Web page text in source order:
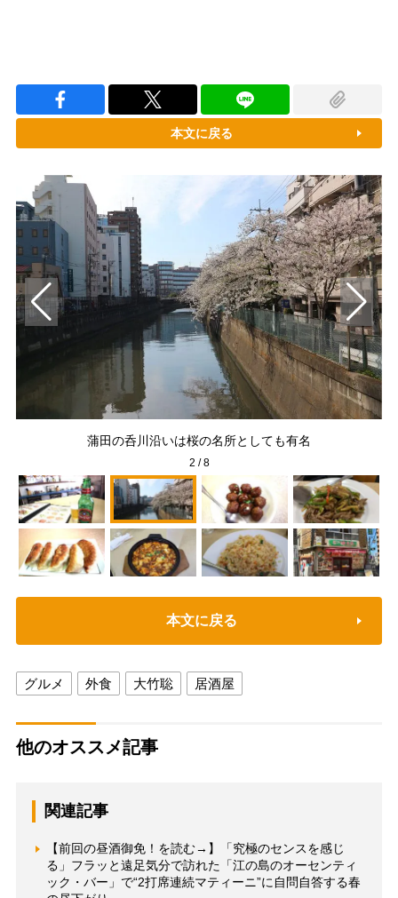
本文に戻る
蒲田の呑川沿いは桜の名所としても有名
2 /8
本文に戻る
グルメ 外食 大竹聡 居酒屋
他のオススメ記事
関連記事
【前回の昼酒御免！を読む→】「究極のセンスを感じ
る」フラッと遠足気分で訪れた「江の島のオーセンティ
ック・バー」で“2打席連続マティーニ”に自問自答する春